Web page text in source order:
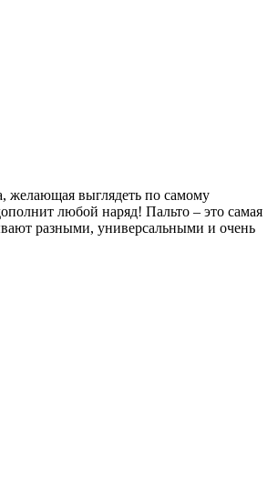
желающая выглядеть по самому
любой наряд! Пальто – это самая
разными, универсальными и очень